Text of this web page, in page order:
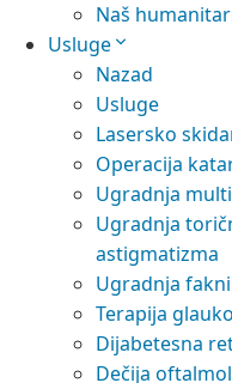
Naš
Usluge
Nazad
Usluge
Lasersko
Operacija
Ugradnja
Ugradnja
astigmatizma
Ugradnja
Terapija
Dijabetesna
Dečija